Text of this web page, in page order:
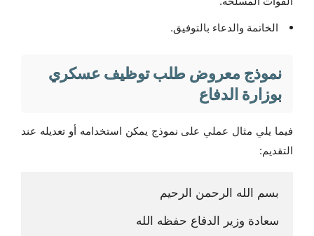
الخاتمة والدعاء بالتوفيق.
نموذج معروض طلب توظيف عسكري
بوزارة الدفاع
فيما يلي مثال عملي على نموذج يمكن استخدامه أو تعديله عند
التقديم: